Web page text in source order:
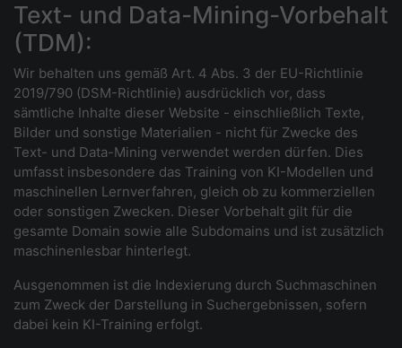
Text- und Data-Mining-Vorbehalt
(TDM):
Wir behalten uns gemäß Art. 4 Abs. 3 der EU-Richtlinie
2019/790 (DSM-Richtlinie) ausdrücklich vor, dass
sämtliche Inhalte dieser Website - einschließlich Texte,
Bilder und sonstige Materialien - nicht für Zwecke des
Text- und Data-Mining verwendet werden dürfen. Dies
umfasst insbesondere das Training von KI-Modellen und
maschinellen Lernverfahren, gleich ob zu kommerziellen
oder sonstigen Zwecken. Dieser Vorbehalt gilt für die
gesamte Domain sowie alle Subdomains und ist zusätzlich
maschinenlesbar hinterlegt.
Ausgenommen ist die Indexierung durch Suchmaschinen
zum Zweck der Darstellung in Suchergebnissen, sofern
dabei kein KI-Training erfolgt.